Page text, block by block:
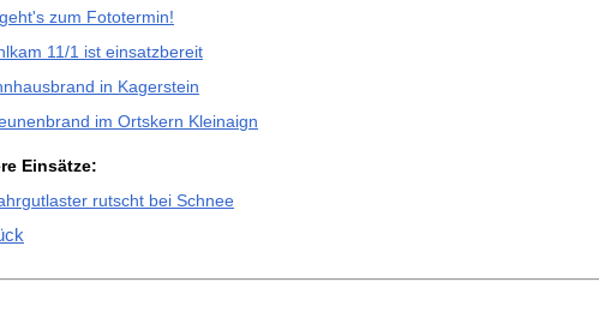
zum Fototermin!
11/1 ist einsatzbereit
in Kagerstein
im Ortskern Kleinaign
Einsätze:
rutscht bei Schnee